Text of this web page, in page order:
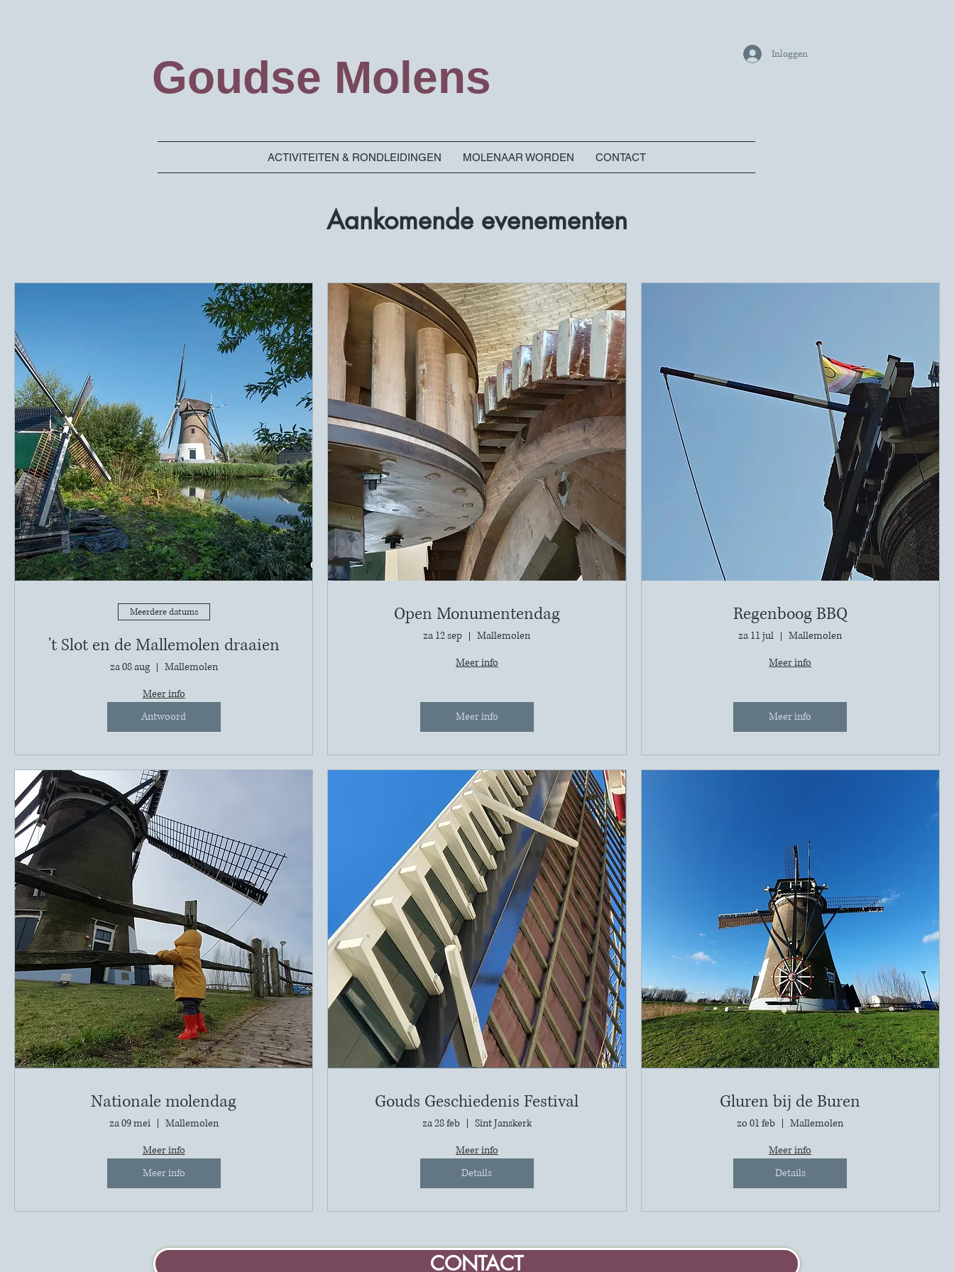
Goudse Molens Inloggen
ACTIVITEITEN & RONDLEIDINGEN MOLENAAR WORDEN CONTACT
Aankomende evenementen
Meerdere datums
't Slot en de Mallemolen draaien
za 08 aug
Mallemolen
Meer info
Antwoord
Open Monumentendag
za 12 sep
Mallemolen
Meer info
Meer info
Regenboog BBQ
za 11 jul
Mallemolen
Meer info
Meer info
Nationale molendag
za 09 mei
Mallemolen
Meer info
Meer info
Gouds Geschiedenis Festival
za 28 feb
Sint Janskerk
Meer info
Details
Gluren bij de Buren
zo 01 feb
Mallemolen
Meer info
Details
CONTACT